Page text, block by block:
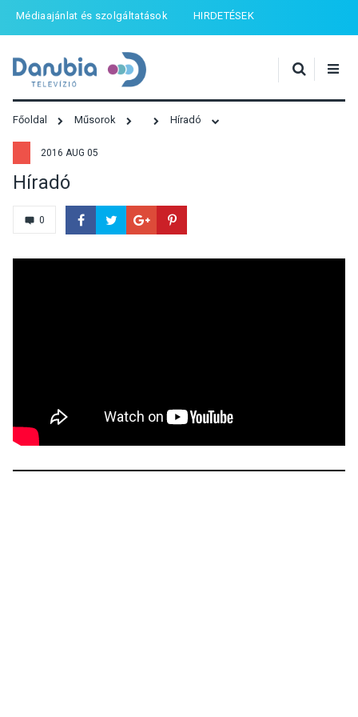
Médiaajánlat és szolgáltatások HIRDETÉSEK
Főoldal Műsorok Híradó
2016 AUG 05
Híradó
0